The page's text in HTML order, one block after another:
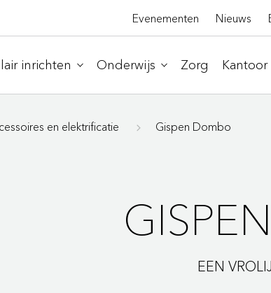
Evenementen Nieuws
inrichten Onderwijs Zorg Kantoor
en elektrificatie Gispen Dombo
EEN